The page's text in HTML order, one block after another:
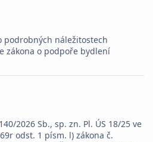
podrobných náležitostech
zákona o podpoře bydlení
2026 Sb., sp. zn. Pl. ÚS 18/25 ve
odst. 1 písm. l) zákona č.